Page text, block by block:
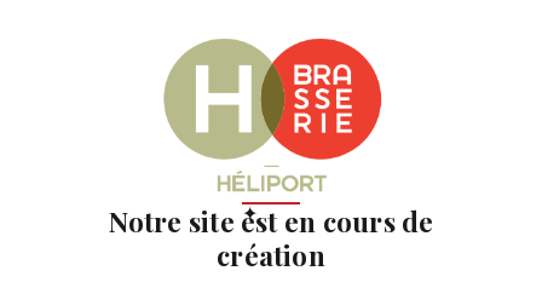
✦
Notre site est en cours de
création